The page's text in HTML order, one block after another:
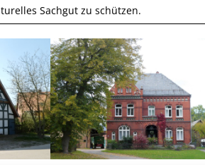
Sachgut zu schützen.